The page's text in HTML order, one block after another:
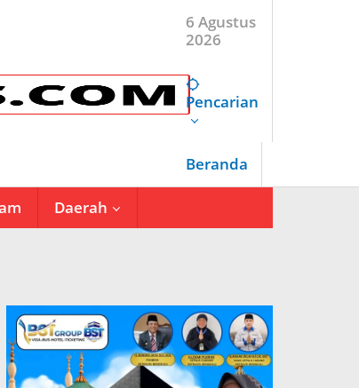
6 Agustus
2026
Pencarian
Beranda
Daerah